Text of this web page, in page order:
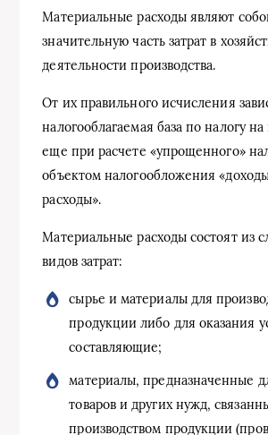
Материальные расходы являют
значительную часть затрат в
деятельности производства.
От их правильного исчисления
налогооблагаемая база по налогу
еще при расчете «упрощенного»
объектом налогообложения
расходы».
Материальные расходы состоят из
видов затрат:
сырье и материалы для
продукции либо для оказания
составляющие;
материалы, предназначенные
товаров и других нужд,
производством продукции